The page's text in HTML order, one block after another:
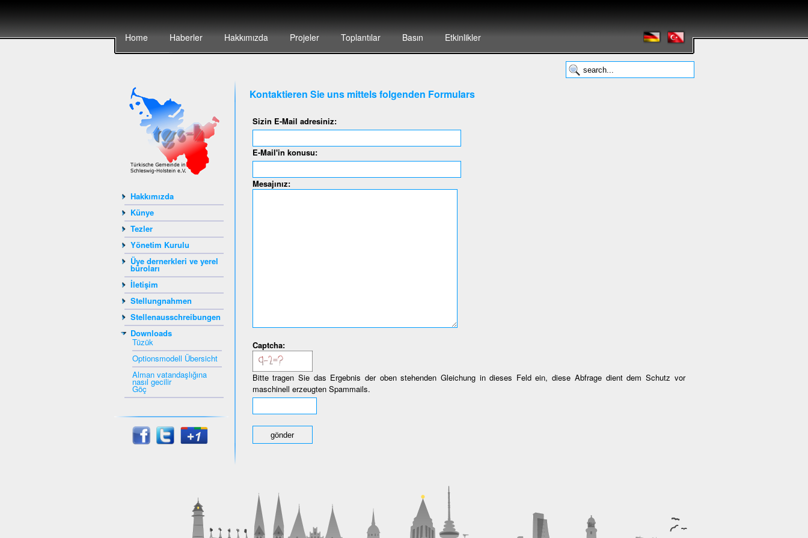
Home Haberler Hakkımızda Projeler Toplantılar Basın Etkinlikler
Hakkımızda
Künye
Tezler
Yönetim Kurulu
Üye dernerkleri ve yerel
büroları
İletişim
Stellungnahmen
Stellenausschreibungen
Downloads
Tüzük
Optionsmodell Übersicht
Alman vatandaşlığına
nasıl gecilir
Göç
Kontaktieren Sie uns mittels folgenden Formulars
Sizin E-Mail adresiniz:
E-Mail'in konusu:
Mesajınız:
Captcha:
Bitte tragen Sie das Ergebnis der oben stehenden Gleichung in dieses Feld ein, diese Abfrage dient dem Schutz vor
maschinell erzeugten Spammails.